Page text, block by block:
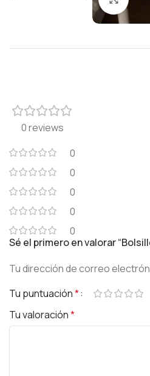
0 reviews
0
0
0
0
0
Sé el primero en valorar
Tu dirección de correo
Tu puntuación*
Tu valoración*